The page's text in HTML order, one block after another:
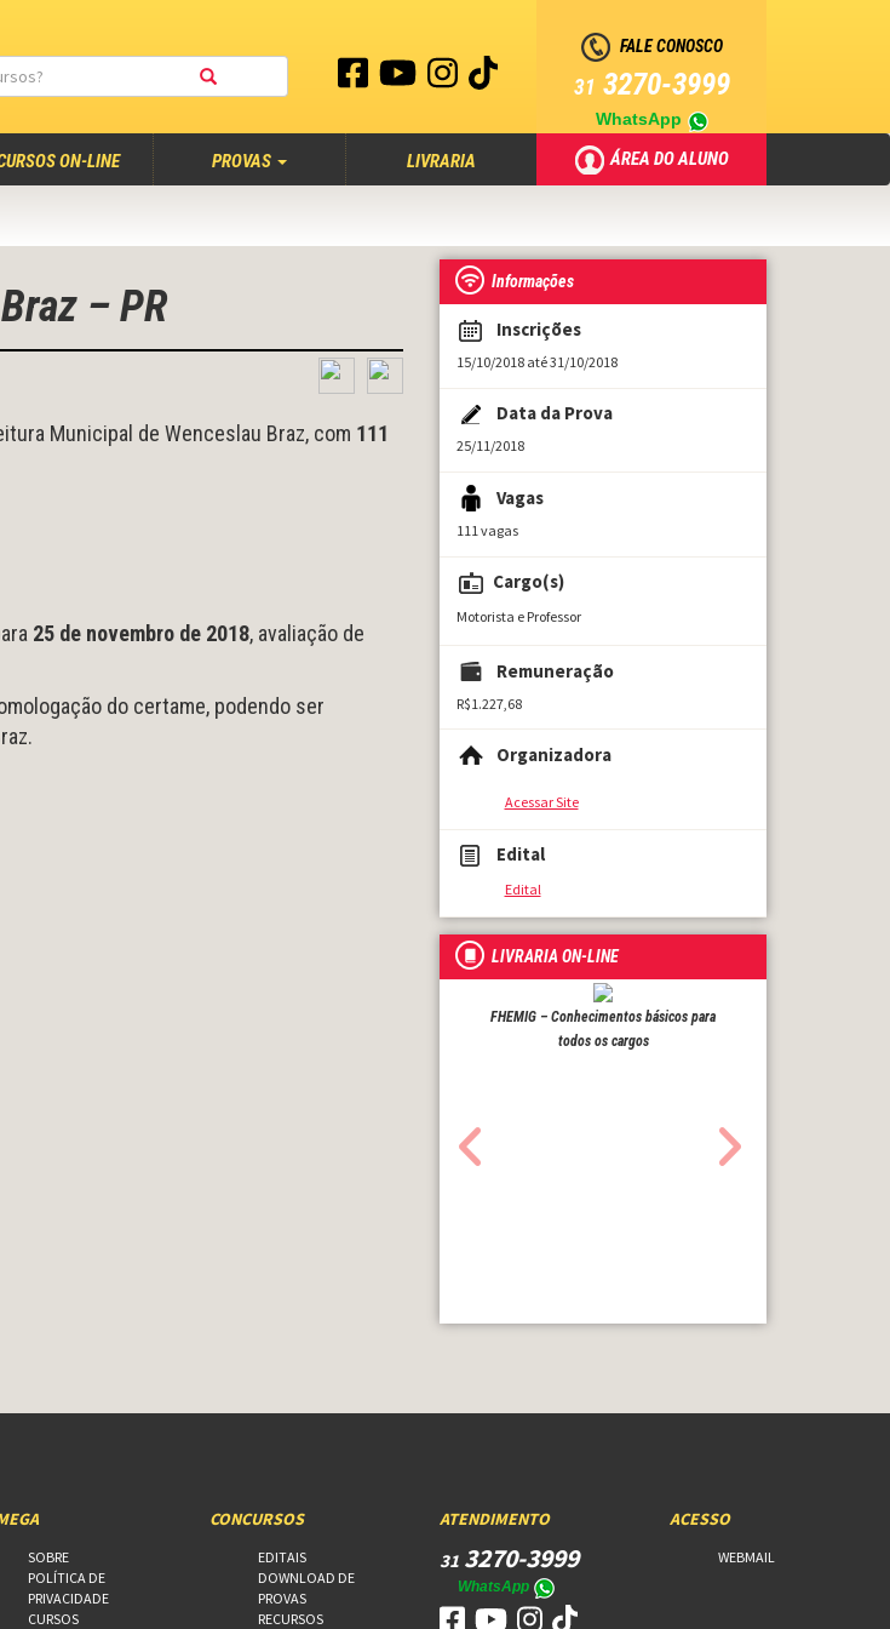
FALE CONOSCO
31 3270-3999
WhatsApp
ON-LINE PROVAS LIVRARIA ÁREA DO ALUNO
– PR
Municipal de Wenceslau Braz, com 111
25 de novembro de 2018, avaliação de
do certame, podendo ser
Informações
Inscrições
15/10/2018 até 31/10/2018
Data da Prova
25/11/2018
Vagas
111 vagas
Cargo(s)
Motorista e Professor
Remuneração
R$1.227,68
Organizadora
Acessar Site
Edital
Edital
LIVRARIA ON-LINE
FHEMIG – Conhecimentos básicos para
todos os cargos
SOBRE
POLÍTICA DE
PRIVACIDADE
CURSOS
CONCURSOS
EDITAIS
DOWNLOAD DE
PROVAS
RECURSOS
ATENDIMENTO
31 3270-3999
WhatsApp
ACESSO
WEBMAIL